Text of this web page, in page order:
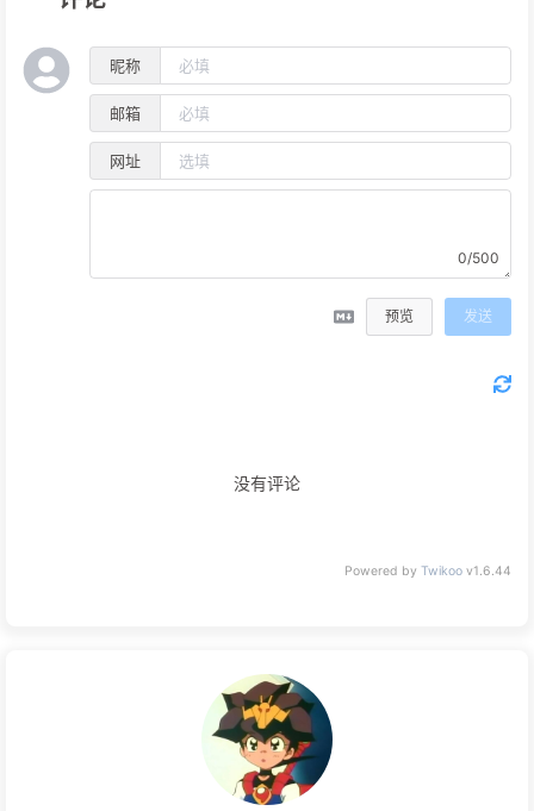
昵称
邮箱
网址
0/500
预览 发送
没有评论
Powered by Twikoo v1.6.44